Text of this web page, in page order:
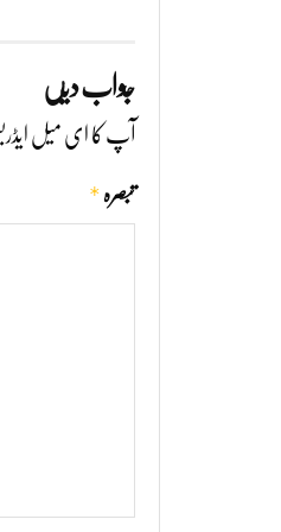
جواب دیں
آپ کا ای میل
تبصرہ *